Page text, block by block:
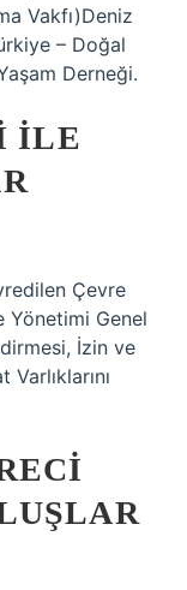
Vakfı)Deniz
– Doğal
Derneği.
ILE
Çevre
Yönetimi Genel
İzin ve